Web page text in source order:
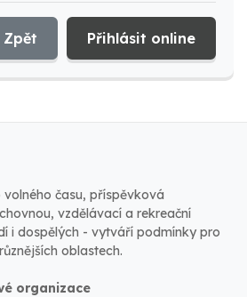
Přihlásit online
Zpět
volného času, příspěvková
vzdělávací a rekreační
i dospělých - vytváří podmínky pro
oblastech.
organizace